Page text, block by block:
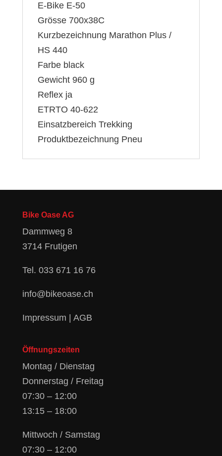
E-Bike E-50
Grösse 700x38C
Kurzbezeichnung Marathon Plus /
HS 440
Farbe black
Gewicht 960 g
Reflex ja
ETRTO 40-622
Einsatzbereich Trekking
Produktbezeichnung Pneu
Bike Oase AG
Dammweg 8
3714 Frutigen
Tel. 033 671 16 76
info@bikeoase.ch
Impressum AGB
Öffnungszeiten
Montag / Dienstag
Donnerstag / Freitag
07:30 – 12:00
13:15 – 18:00
Mittwoch / Samstag
07:30 – 12:00